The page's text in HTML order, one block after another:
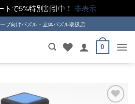
トで5%特別割引中！ 非表示
ブ向けパズル・立体パズル取扱店
0